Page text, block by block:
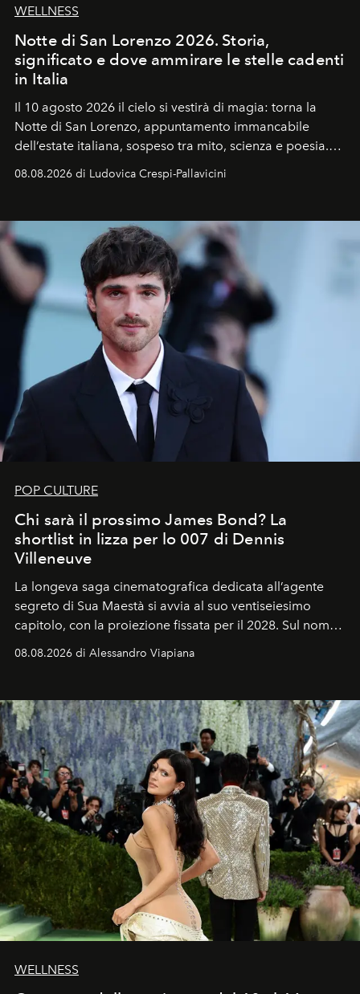
WELLNESS
Notte di San Lorenzo 2026. Storia,
significato e dove ammirare le stelle cadenti
in Italia
Il 10 agosto 2026 il cielo si vestirà di magia: torna la
Notte di San Lorenzo, appuntamento immancabile
dell’estate italiana, sospeso tra mito, scienza e poesia.
Sarà il momento in cui gli occhi si alzano verso la volta
celeste per seguire il passaggio delle
all’universo i desideri più segreti
08.08.2026 di Ludovica Crespi-Pallavicini
POP CULTURE
Chi sarà il prossimo James Bond? La
shortlist in lizza per lo 007 di Dennis
Villeneuve
La longeva saga cinematografica dedicata all’agente
segreto di Sua Maestà si avvia al suo ventiseiesimo
capitolo, con la proiezione fissata per il 2028. Sul nome
dell’attore chiamato a raccogliere l’eredità di Daniel
Craig, però, regna ancora il più assoluto riserbo.
08.08.2026 di Alessandro Viapiana
WELLNESS